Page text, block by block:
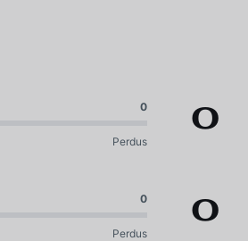
0
Perdus
0
0
Perdus
0